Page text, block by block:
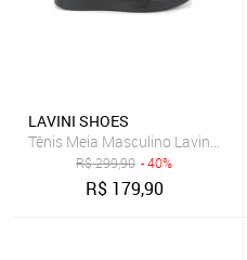
LAVINI SHOES
Tênis Meia Masculino Lavini
R$299,90 - 40%
R$ 179,90